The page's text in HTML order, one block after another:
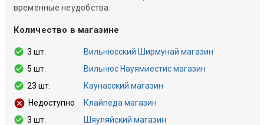
временные неудобства.
Количество в магазине
3 шт.
Вильнюсский Ширмунай магазин
5 шт.
Вильнюс Науямиестис магазин
23 шт.
Каунасский магазин
Недоступно
Клайпеда магазин
3 шт.
Шяуляйский магазин